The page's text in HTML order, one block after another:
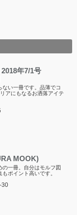
年7/1号
ない一冊です。品薄でコ
アにもなるお洒落アイテ
MOOK)
一冊。自分はモルフ図
ポイント高いです。
30